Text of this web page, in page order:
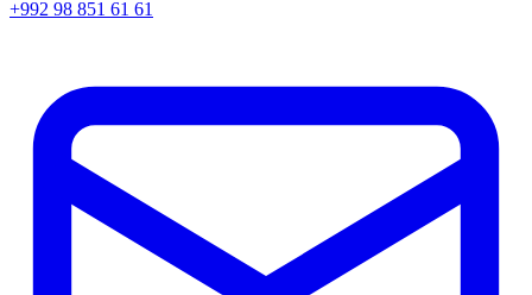
+992 98 851 61 61